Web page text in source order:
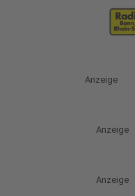
Anzeige
Anzeige
Anzeige